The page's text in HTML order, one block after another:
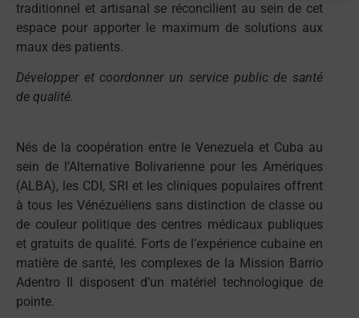
traditionnel et artisanal se réconcilient au sein de cet
espace pour apporter le maximum de solutions aux
maux des patients.
Développer et coordonner un service public de santé
de qualité.
Nés de la coopération entre le Venezuela et Cuba au
sein de l’Alternative Bolivarienne pour les Amériques
(ALBA), les CDI, SRI et les cliniques populaires offrent
à tous les Vénézuéliens sans distinction de classe ou
de couleur politique des centres médicaux publiques
et gratuits de qualité. Forts de l’expérience cubaine en
matière de santé, les complexes de la Mission Barrio
Adentro II disposent d’un matériel technologique de
pointe.